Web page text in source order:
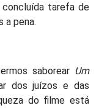
concluída tarefa de
a pena.
saborear Um
dos juízos e das
do filme está